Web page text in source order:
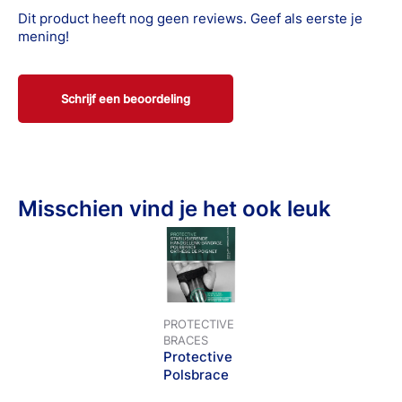
Thermo-Tech materiaal zorgt voor warmte, wat de
bloedsomloop bevordert en het herstel ondersteunt.
Dit product heeft nog geen reviews. Geef als eerste je
mening!
Schrijf een beoordeling
Misschien vind je het ook leuk
PROTECTIVE
BRACES
Protective
Polsbrace